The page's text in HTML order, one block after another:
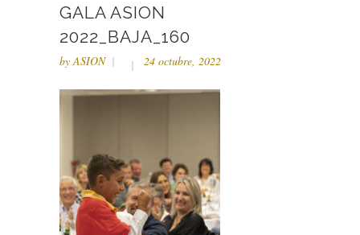
GALA ASION
2022_BAJA_160
byASION 24 octubre, 2022